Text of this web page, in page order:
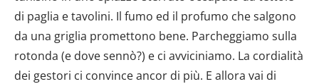
di paglia e tavolini. Il fumo ed il profumo che salgono
da una griglia promettono bene. Parcheggiamo sulla
rotonda (e dove sennò?) e ci avviciniamo. La cordialità
dei gestori ci convince ancor di più. E allora vai di